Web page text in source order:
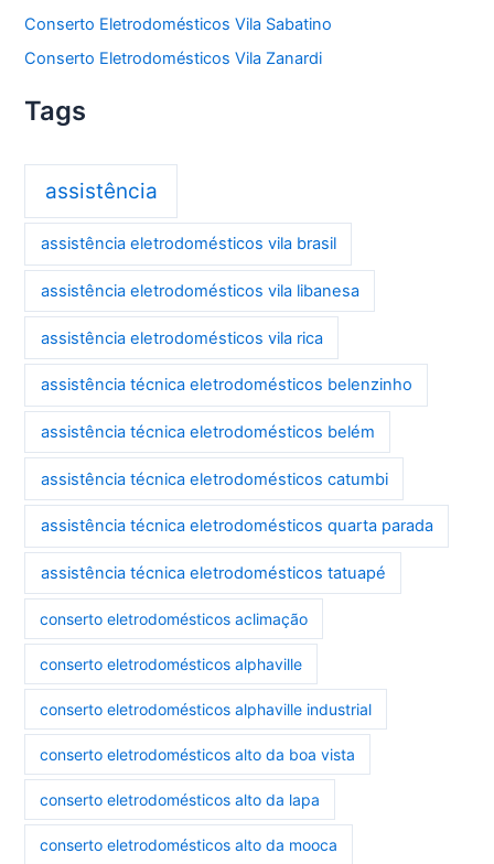
Conserto Eletrodomésticos Vila Sabatino
Conserto Eletrodomésticos Vila Zanardi
Tags
assistência
assistência eletrodomésticos vila brasil
assistência eletrodomésticos vila libanesa
assistência eletrodomésticos vila rica
assistência técnica eletrodomésticos belenzinho
assistência técnica eletrodomésticos belém
assistência técnica eletrodomésticos catumbi
assistência técnica eletrodomésticos quarta parada
assistência técnica eletrodomésticos tatuapé
conserto eletrodomésticos aclimação
conserto eletrodomésticos alphaville
conserto eletrodomésticos alphaville industrial
conserto eletrodomésticos alto da boa vista
conserto eletrodomésticos alto da lapa
conserto eletrodomésticos alto da mooca